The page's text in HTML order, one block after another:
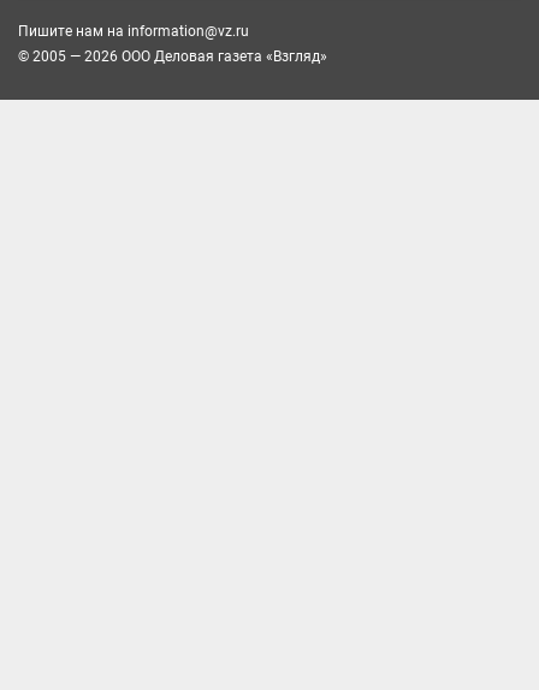
Пишите нам на information@vz.ru
© 2005 — 2026 ООО Деловая газета «Взгляд»